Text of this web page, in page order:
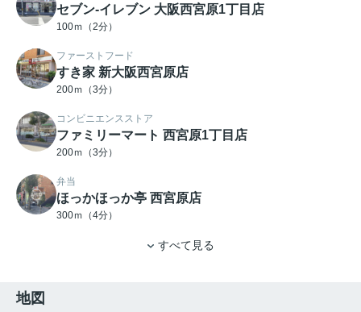
セブン-イレブン 大阪西宮原1丁目店
100ｍ（2分）
ファーストフード
すき家 新大阪西宮原店
200ｍ（3分）
コンビニエンスストア
ファミリーマート 西宮原1丁目店
200ｍ（3分）
弁当
ほっかほっか亭 西宮原店
300ｍ（4分）
すべて見る
地図